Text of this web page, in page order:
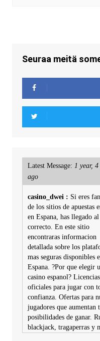
Seuraa meitä
Latest Message: 1 year,
ago
casino_dwei : Si eres
de los sitios de apuestas
en Espana, has llegado
correcto. En este sitio
encontraras informacion
detallada sobre los
mas seguras disponibles
Espana. ?Por que elegir
casino espanol? Licencias
oficiales para jugar con
confianza. Ofertas para
jugadores que aumentan
posibilidades de ganar.
blackjack, tragaperras y